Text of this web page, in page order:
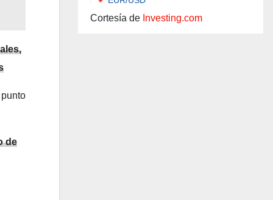
de
Cortesía de Investing.com